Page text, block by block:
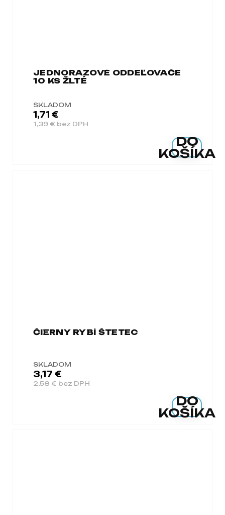
JEDNORAZOVÉ ODDEĽOVAČE
10 KS ŽLTÉ
SKLADOM
1,39 € bez DPH
1,71 €
DO
KOŠÍKA
ČIERNY RYBÍ ŠTETEC
SKLADOM
2,58 € bez DPH
3,17 €
DO
KOŠÍKA